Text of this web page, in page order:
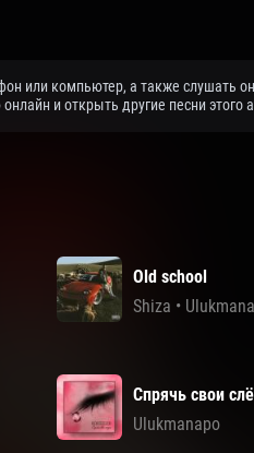
или компьютер, а также слушать
и открыть другие песни этого
Old school
Shiza •
Спрячь свои
Ulukmanapo